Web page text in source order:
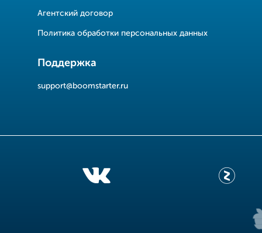
Агентский договор
Политика обработки персональных данных
Поддержка
support@boomstarter.ru